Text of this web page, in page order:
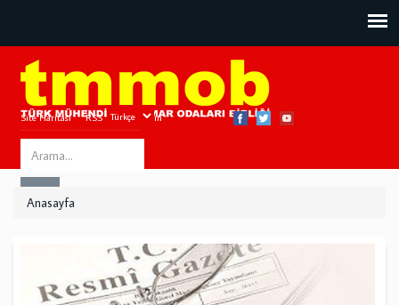
Site Haritası RSS Bize Ulaşın
Search
this
Anasayfa